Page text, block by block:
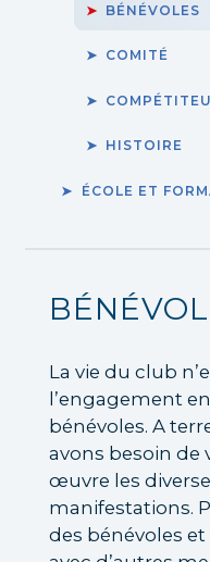
BÉNÉVOLES
COMITÉ
HISTOIRE
ÉCOLE ET
La vie du club
l’engagement
bénévoles. A
avons besoin de
œuvre les
manifestations.
des bénévoles